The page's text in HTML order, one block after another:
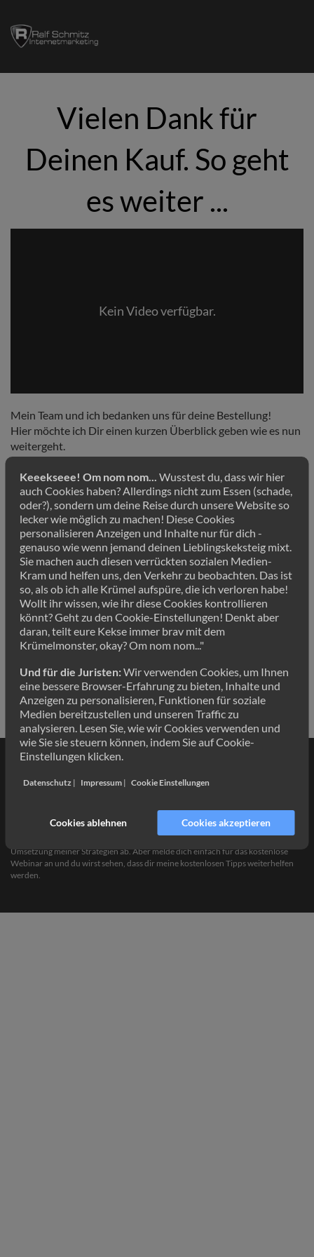
Vielen Dank für
Deinen Kauf. So geht
es weiter ...
Kein Video verfügbar.
Mein Team und ich bedanken uns für deine Bestellung!
Hier möchte ich Dir einen kurzen Überblick geben wie es nun
weitergeht.
Mail mit der Bestätigung, bitte überprüfe ggf. auch den Spam-
Ordner. Die E-Mail kommt von meinem Zahlungsanbieter
DigiStore24.com und hat denBetreff “DigiStore24 –
Bestellung vollständig”, hier findest Du die
Bestellbestätigung und Deine ordentliche Rechnung. Solltest
Du nach 15 Minuten keine E-Mail mit Deinen Zugangsdaten
erhalten haben oder Deine Zugangsdaten nicht
funktionieren, dann wende Dich bitte an hilfe@ralfschmitz.co
und wir helfen Dir schnellstmöglich weiter.
Die Abbuchung erfolgt durch digistore24.com.
#2:Innerhalb von 7-8 Tagen erhältst Du deine Box per Post.
genau in deine Bestellbestätigung.
Danke.
der Umsetzung meiner Strategie mehrere tausende Neukunden generiert -
natürlich kann ich dir nicht zu 100% garantieren, dass du den selben Erfolg
haben wirst. Jeder Fall ist individuell und hängt von deiner individuellen
Umsetzung meiner Strategien ab. Aber melde dich einfach für das kostenlose
Webinar an und du wirst sehen, dass dir meine kostenlosen Tipps weiterhelfen
werden.
Keeekseee! Om nom nom...
Wusstest du, dass wir hier
auch Cookies haben? Allerdings nicht zum Essen (schade,
oder?), sondern um deine Reise durch unsere Website so
lecker wie möglich zu machen! Diese Cookies
personalisieren Anzeigen und Inhalte nur für dich -
genauso wie wenn jemand deinen Lieblingskeksteig mixt.
Sie machen auch diesen verrückten sozialen Medien-
Kram und helfen uns, den Verkehr zu beobachten. Das ist
so, als ob ich alle Krümel aufspüre, die ich verloren habe!
Wollt ihr wissen, wie ihr diese Cookies kontrollieren
könnt? Geht zu den Cookie-Einstellungen! Denkt aber
daran, teilt eure Kekse immer brav mit dem
Krümelmonster, okay? Om nom nom..."
Und für die Juristen:Wir verwenden Cookies, um Ihnen
eine bessere Browser-Erfahrung zu bieten, Inhalte und
Anzeigen zu personalisieren, Funktionen für soziale
Medien bereitzustellen und unseren Traffic zu
analysieren. Lesen Sie, wie wir Cookies verwenden und
wie Sie sie steuern können, indem Sie auf Cookie-
Einstellungen klicken.
Datenschutz| Impressum| Cookie Einstellungen
Cookies ablehnen Cookies akzeptieren